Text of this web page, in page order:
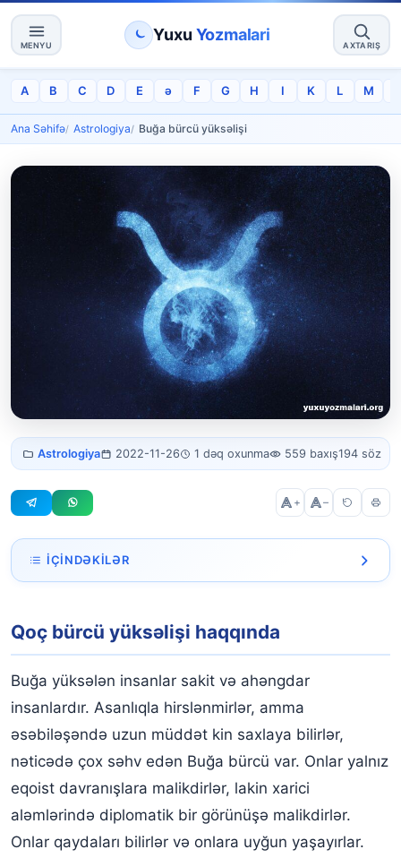
MENYU
Yuxu Yozmalari
AXTARIŞ
A B C D E ə F G H I K L M
Ana Səhifə Astrologiya Buğa bürcü yüksəlişi
Buğa bürcü
yüksəlişi
Astrologiya 2022-11-26 1 dəq oxunma 559 baxış194 söz
+ –
İÇINDƏKILƏR
Qoç bürcü yüksəlişi haqqında
Buğa yüksələn insanlar sakit və ahəngdar
insanlardır. Asanlıqla hirslənmirlər, amma
əsəbiləşəndə ​​uzun müddət kin saxlaya bilirlər,
nəticədə çox səhv edən Buğa bürcü var. Onlar yalnız
eqoist davranışlara malikdirlər, lakin xarici
aləmlərində diplomatik bir görünüşə malikdirlər.
Onlar qaydaları bilirlər və onlara uyğun yaşayırlar.